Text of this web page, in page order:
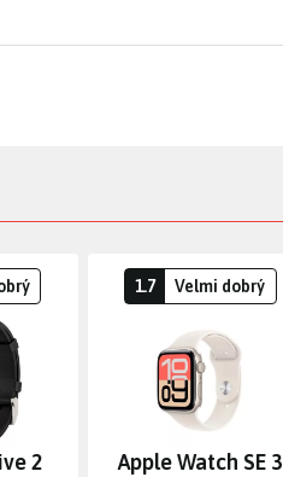
2
1.7 Velmi dobrý
Apple Watch SE 3